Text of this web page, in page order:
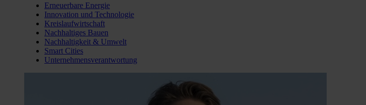
Erneuerbare Energie
Innovation und Technologie
Kreislaufwirtschaft
Nachhaltiges Bauen
Nachhaltigkeit & Umwelt
Smart Cities
Unternehmensverantwortung